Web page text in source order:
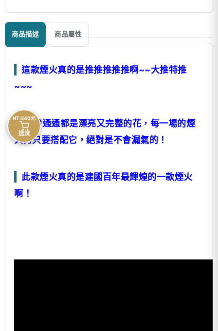
商品描述 商品屬性
這款煙火真的是推推推推推啊~~大推特推
~~~
25發通通都是漂亮又完整的花，每一場的煙
火秀只要搭配它，絕對是不會漏氣的！
此款煙火真的是建國百年最輝煌的一款煙火
啊！
NT:240元
送洗